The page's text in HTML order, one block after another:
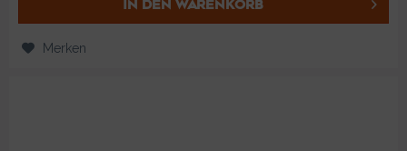
IN DEN WARENKORB
Merken